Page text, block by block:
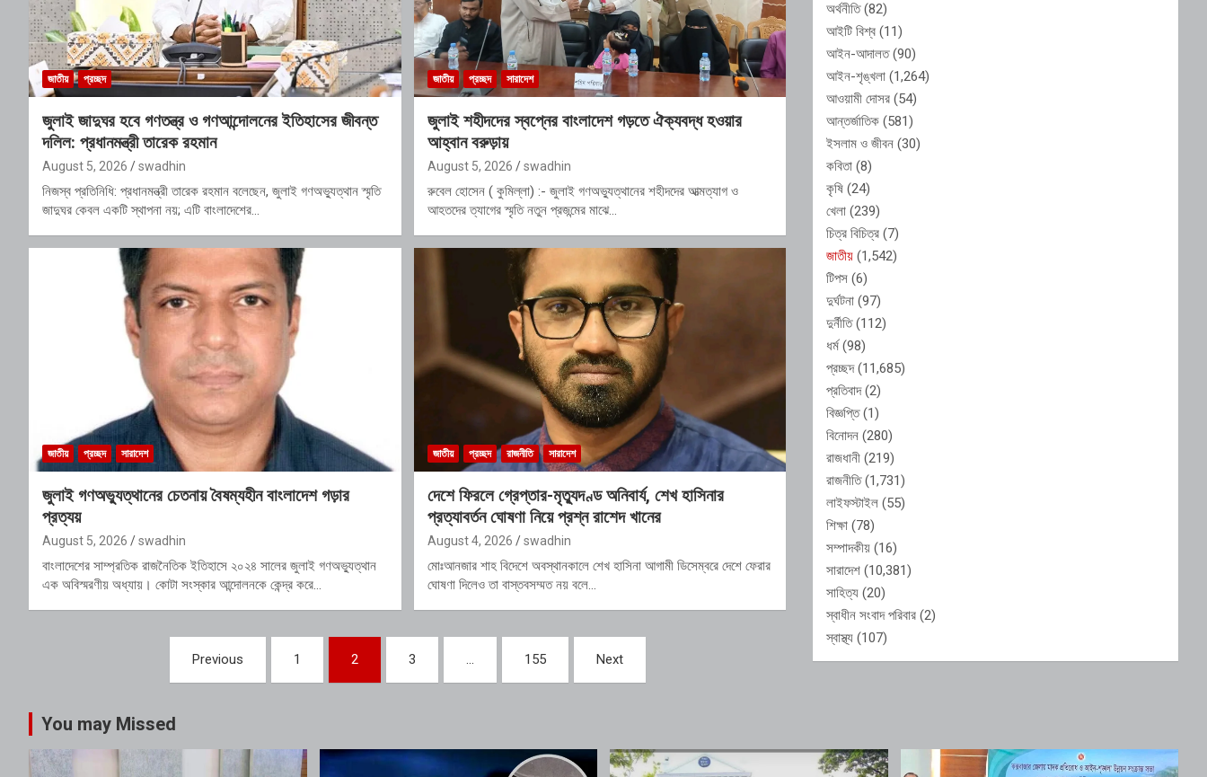
জাতীয় প্রচ্ছদ
জুলাই জাদুঘর হবে গণতন্ত্র ও গণআন্দোলনের ইতিহাসের জীবন্ত
দলিল: প্রধানমন্ত্রী তারেক রহমান
August 5, 2026 swadhin
নিজস্ব প্রতিনিধি: প্রধানমন্ত্রী তারেক রহমান বলেছেন, জুলাই গণঅভ্যুত্থান স্মৃতি
জাদুঘর কেবল একটি স্থাপনা নয়; এটি বাংলাদেশের…
জাতীয় প্রচ্ছদ সারাদেশ
জুলাই শহীদদের স্বপ্নের বাংলাদেশ গড়তে ঐক্যবদ্ধ হওয়ার
আহ্বান বরুড়ায়
August 5, 2026 swadhin
রুবেল হোসেন ( কুমিল্লা) :- জুলাই গণঅভ্যুত্থানের শহীদদের আত্মত্যাগ ও
আহতদের ত্যাগের স্মৃতি নতুন প্রজন্মের মাঝে…
জাতীয় প্রচ্ছদ সারাদেশ
জুলাই গণঅভ্যুত্থানের চেতনায় বৈষম্যহীন বাংলাদেশ গড়ার
প্রত্যয়
August 5, 2026 swadhin
বাংলাদেশের সাম্প্রতিক রাজনৈতিক ইতিহাসে ২০২৪ সালের জুলাই গণঅভ্যুত্থান
এক অবিস্মরণীয় অধ্যায়। কোটা সংস্কার আন্দোলনকে কেন্দ্র করে…
জাতীয় প্রচ্ছদ রাজনীতি সারাদেশ
দেশে ফিরলে গ্রেপ্তার-মৃত্যুদণ্ড অনিবার্য, শেখ হাসিনার
প্রত্যাবর্তন ঘোষণা নিয়ে প্রশ্ন রাশেদ খানের
August 4, 2026 swadhin
মোঃআনজার শাহ বিদেশে অবস্থানকালে শেখ হাসিনা আগামী ডিসেম্বরে দেশে ফেরার
ঘোষণা দিলেও তা বাস্তবসম্মত নয় বলে…
Previous 1 2 3 … 155 Next
অর্থনীতি(82)
আইটি বিশ্ব (11)
আইন-আদালত(90)
আইন-শৃঙ্খলা (1,264)
আওয়ামী দোসর (54)
আন্তর্জাতিক (581)
ইসলাম ও জীবন (30)
কবিতা (8)
কৃষি (24)
খেলা (239)
চিত্র বিচিত্র (7)
জাতীয় (1,542)
টিপস (6)
দুর্ঘটনা (97)
দুর্নীতি(112)
ধর্ম(98)
প্রচ্ছদ(11,685)
প্রতিবাদ(2)
বিজ্ঞপ্তি(1)
বিনোদন (280)
রাজধানী (219)
রাজনীতি(1,731)
লাইফস্টাইল (55)
শিক্ষা (78)
সম্পাদকীয় (16)
সারাদেশ (10,381)
সাহিত্য (20)
স্বাধীন সংবাদ পরিবার (2)
স্বাস্থ্য (107)
You may Missed